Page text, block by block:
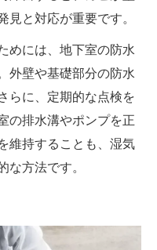
見と対応が重要です。
めには、地下室の防水
外壁や基礎部分の防水
らに、定期的な点検を
の排水溝やポンプを正
維持することも、湿気
な方法です。